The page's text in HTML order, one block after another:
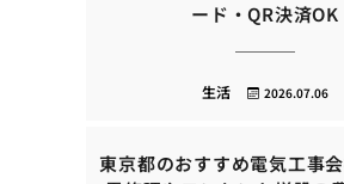
ード・QR決済OK
2026.07.06
生活
東京都のおすすめ電気工事